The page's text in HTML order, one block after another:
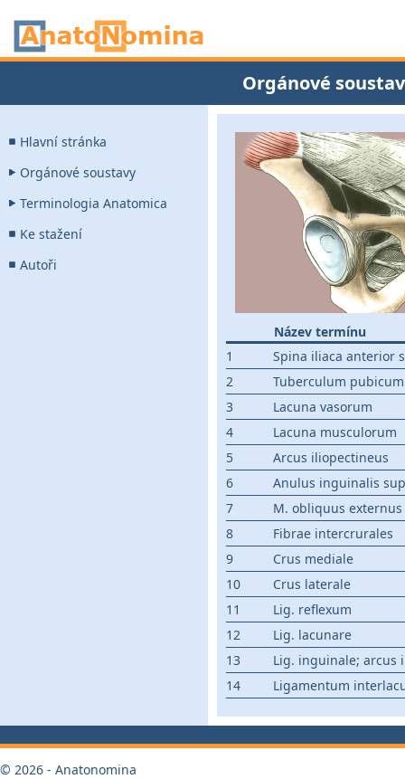
Orgánové
Hlavní stránka
Orgánové soustavy
Terminologia Anatomica
Ke stažení
Autoři
Název termínu
1
Spina iliaca anterior
2
Tuberculum pubicum
3
Lacuna vasorum
4
Lacuna musculorum
5
Arcus iliopectineus
6
Anulus inguinalis
7
M. obliquus
8
Fibrae intercrurales
9
Crus mediale
10
Crus laterale
11
Lig. reflexum
12
Lig. lacunare
13
Lig. inguinale; arcus
14
Ligamentum
© 2026 - Anatonomina